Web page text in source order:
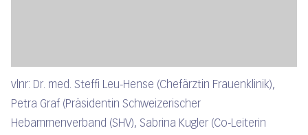
vlnr: Dr. med. Steffi Leu-Hense (Chefärztin Frauenklinik),
Petra Graf (Präsidentin Schweizerischer
Hebammenverband (SHV), Sabrina Kugler (Co-Leiterin